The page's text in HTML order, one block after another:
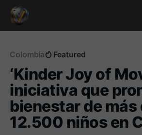
Colombia Featured
‘Kinder Joy of
iniciativa que
bienestar de más
12.500 niños en